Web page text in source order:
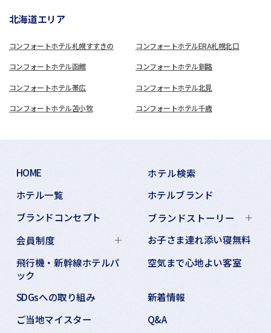
北海道エリア
コンフォートホテル札幌すすきの コンフォートホテルERA札幌北口
コンフォートホテル函館 コンフォートホテル釧路
コンフォートホテル帯広 コンフォートホテル北見
コンフォートホテル苫小牧 コンフォートホテル千歳
HOME
ホテル検索
ホテル一覧
ホテルブランド
ブランドコンセプト
ブランドストーリー
会員制度
お子さま連れ添い寝無料
飛行機・新幹線ホテルパ
ック
空気まで心地よい客室
SDGsへの取り組み
新着情報
ご当地マイスター
Q&A